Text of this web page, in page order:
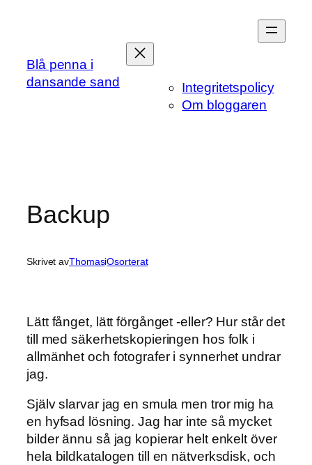
Blå penna i
dansande sand
Integritetspolicy
Om bloggaren
Backup
Skrivet avThomasiOsorterat
Lätt fånget, lätt förgånget -eller? Hur står det
till med säkerhetskopieringen hos folk i
allmänhet och fotografer i synnerhet undrar
jag.
Själv slarvar jag en smula men tror mig ha
en hyfsad lösning. Jag har inte så mycket
bilder ännu så jag kopierar helt enkelt över
hela bildkatalogen till en nätverksdisk, och